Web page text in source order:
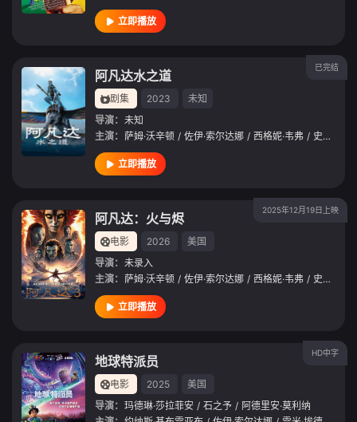
立即播放
已完结
阿凡达水之道
剧集 2023
未知
导演： 未知
主演： 萨姆·沃辛顿 / 佐伊·索尔达娜 / 西格妮·韦弗 / 史蒂芬·朗
立即播放
2025年12月19日上映
阿凡达：火与烬
电影 2026
美国
导演： 未录入
主演： 萨姆·沃辛顿 / 佐伊·索尔达娜 / 西格妮·韦弗 / 史蒂芬·朗
立即播放
HD中字
地球特派员
电影 2025
美国
导演： 玛德琳·莎拉菲安 / 石之予 / 阿德里安·莫利纳